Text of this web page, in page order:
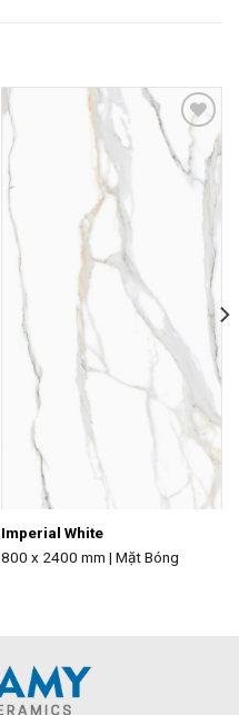
Add to
wishlist
Imperial White
800 x 2400 mm | Mặt Bóng